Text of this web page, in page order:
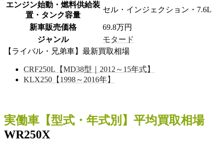
エンジン始動・燃料供給装
置・タンク容量
セル・インジェクション・7.6L
新車販売価格
69.8万円
ジャンル
モタード
【ライバル・兄弟車】最新買取相場
CRF250L【MD38型｜2012～15年式】
KLX250【1998～2016年】
実働車 【型式・年式別】平均買取相場
WR250X